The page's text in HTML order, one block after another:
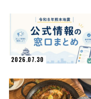
2026.07.30